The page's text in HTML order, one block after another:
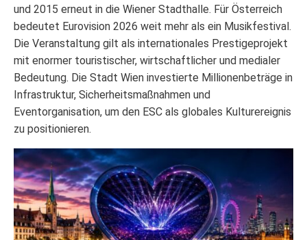
und 2015 erneut in die Wiener Stadthalle. Für Österreich
bedeutet Eurovision 2026 weit mehr als ein Musikfestival.
Die Veranstaltung gilt als internationales Prestigeprojekt
mit enormer touristischer, wirtschaftlicher und medialer
Bedeutung. Die Stadt Wien investierte Millionenbeträge in
Infrastruktur, Sicherheitsmaßnahmen und
Eventorganisation, um den ESC als globales Kulturereignis
zu positionieren.